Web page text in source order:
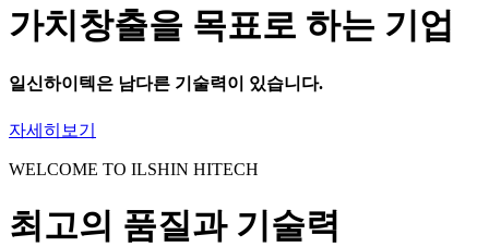
가치창출을 목표로 하는 기업
일신하이텍 은 남다른 기술력이 있습니다.
자세히보기
WELCOME TO ILSHIN HITECH
최고의 품질과 기술력